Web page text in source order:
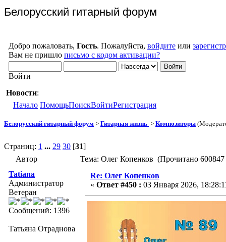
Белорусский гитарный форум
Добро пожаловать, Гость. Пожалуйста, войдите или
Вам не пришло письмо с кодом активации?
Войти
Новости:
Начало ПомощьПоискВойтиРегистрация
Белорусский гитарный форум > Гитарная жизнь > Композиторы
Страниц: 1 ... 29 30 [31]
Автор
Тема: Олег Копенков (Прочитано 600847
Tatiana
Администратор
Ветеран
Сообщений: 1396
Татьяна Отраднова
Re: Олег Копенков
« Ответ #450 : 03 Января 2026,